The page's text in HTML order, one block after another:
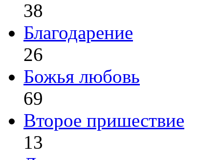
38
Благодарение
26
Божья любовь
69
Второе пришествие
13